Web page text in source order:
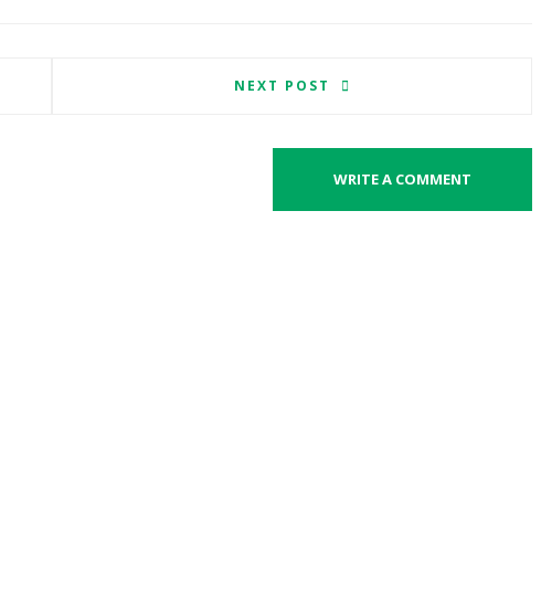
NEXT POST
WRITE A COMMENT